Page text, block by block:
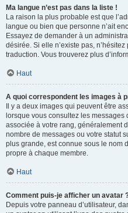
Ma langue n’est pas dans la liste !
La raison la plus probable est que
langue ou bien que personne n’ait
Essayez de demander à un
désirée. Si elle n’existe pas,
traduction. Vous trouverez plus
Haut
A quoi correspondent les images à
Il y a deux images qui peuvent être
lorsque vous consultez les messages
associée à votre rang, généralement
nombre de messages ou votre statut
plus grande, est connue sous le nom
propre à chaque membre.
Haut
Comment puis-je afficher un avatar
Depuis votre panneau d’utilisateur,